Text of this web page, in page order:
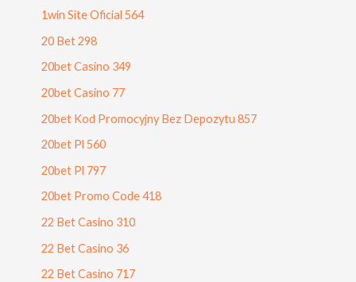
1win Site Oficial 564
20 Bet 298
20bet Casino 349
20bet Casino 77
20bet Kod Promocyjny Bez Depozytu 857
20bet Pl 560
20bet Pl 797
20bet Promo Code 418
22 Bet Casino 310
22 Bet Casino 36
22 Bet Casino 717